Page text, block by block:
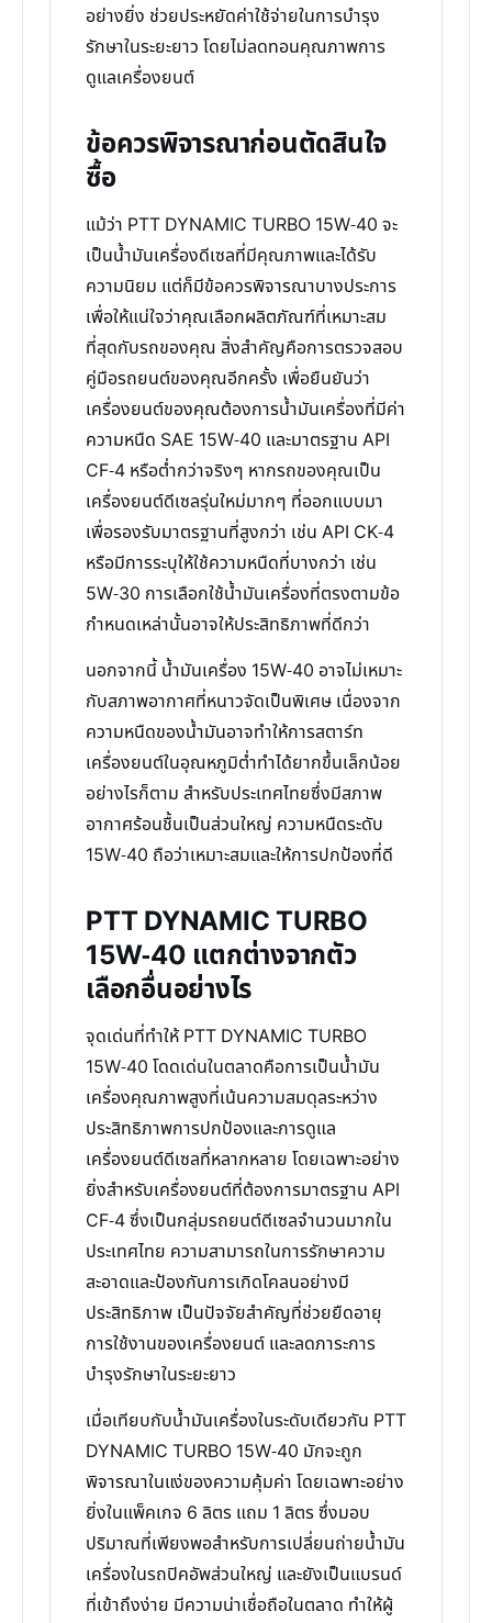
อย่างยิ่ง ช่วยประหยัดค่าใช้จ่ายในการบำรุง
รักษาในระยะยาว โดยไม่ลดทอนคุณภาพการ
ดูแลเครื่องยนต์
ข้อควรพิจารณาก่อนตัดสินใจ
ซื้อ
แม้ว่า PTT DYNAMIC TURBO 15W-40 จะ
เป็นน้ำมันเครื่องดีเซลที่มีคุณภาพและได้รับ
ความนิยม แต่ก็มีข้อควรพิจารณาบางประการ
เพื่อให้แน่ใจว่าคุณเลือกผลิตภัณฑ์ที่เหมาะสม
ที่สุดกับรถของคุณ สิ่งสำคัญคือการตรวจสอบ
คู่มือรถยนต์ของคุณอีกครั้ง เพื่อยืนยันว่า
เครื่องยนต์ของคุณต้องการน้ำมันเครื่องที่มีค่า
ความหนืด SAE 15W-40 และมาตรฐาน API
CF-4 หรือต่ำกว่าจริงๆ หากรถของคุณเป็น
เครื่องยนต์ดีเซลรุ่นใหม่มากๆ ที่ออกแบบมา
เพื่อรองรับมาตรฐานที่สูงกว่า เช่น API CK-4
หรือมีการระบุให้ใช้ความหนืดที่บางกว่า เช่น
5W-30 การเลือกใช้น้ำมันเครื่องที่ตรงตามข้อ
กำหนดเหล่านั้นอาจให้ประสิทธิภาพที่ดีกว่า
นอกจากนี้ น้ำมันเครื่อง 15W-40 อาจไม่เหมาะ
กับสภาพอากาศที่หนาวจัดเป็นพิเศษ เนื่องจาก
ความหนืดของน้ำมันอาจทำให้การสตาร์ท
เครื่องยนต์ในอุณหภูมิต่ำทำได้ยากขึ้นเล็กน้อย
อย่างไรก็ตาม สำหรับประเทศไทยซึ่งมีสภาพ
อากาศร้อนชื้นเป็นส่วนใหญ่ ความหนืดระดับ
15W-40 ถือว่าเหมาะสมและให้การปกป้องที่ดี
PTT DYNAMIC TURBO
15W-40 แตกต่างจากตัว
เลือกอื่นอย่างไร
จุดเด่นที่ทำให้ PTT DYNAMIC TURBO
15W-40 โดดเด่นในตลาดคือการเป็นน้ำมัน
เครื่องคุณภาพสูงที่เน้นความสมดุลระหว่าง
ประสิทธิภาพการปกป้องและการดูแล
เครื่องยนต์ดีเซลที่หลากหลาย โดยเฉพาะอย่าง
ยิ่งสำหรับเครื่องยนต์ที่ต้องการมาตรฐาน API
CF-4 ซึ่งเป็นกลุ่มรถยนต์ดีเซลจำนวนมากใน
ประเทศไทย ความสามารถในการรักษาความ
สะอาดและป้องกันการเกิดโคลนอย่างมี
ประสิทธิภาพ เป็นปัจจัยสำคัญที่ช่วยยืดอายุ
การใช้งานของเครื่องยนต์ และลดภาระการ
บำรุงรักษาในระยะยาว
เมื่อเทียบกับน้ำมันเครื่องในระดับเดียวกัน PTT
DYNAMIC TURBO 15W-40 มักจะถูก
พิจารณาในแง่ของความคุ้มค่า โดยเฉพาะอย่าง
ยิ่งในแพ็คเกจ 6 ลิตร แถม 1 ลิตร ซึ่งมอบ
ปริมาณที่เพียงพอสำหรับการเปลี่ยนถ่ายน้ำมัน
เครื่องในรถปิคอัพส่วนใหญ่ และยังเป็นแบรนด์
ที่เข้าถึงง่าย มีความน่าเชื่อถือในตลาด ทำให้ผู้